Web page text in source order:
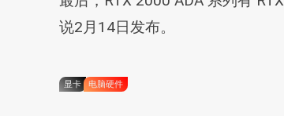
说2月14日发布。
显卡 电脑硬件